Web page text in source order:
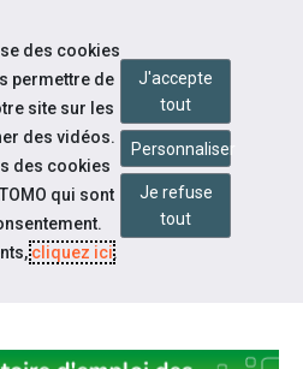
CHANGE EN 2026
des cookies
permettre de
site sur les
des vidéos.
des cookies
qui sont
cliquez ici.
J'accepte
tout
Personnaliser
Je refuse
tout